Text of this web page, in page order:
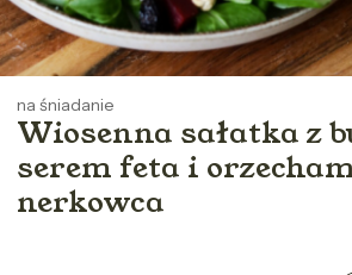
na śniadanie
Wiosenna sałatka z
serem feta i
nerkowca